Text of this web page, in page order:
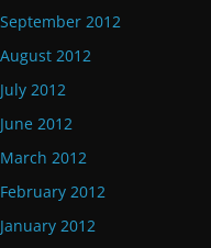
September 2012
August 2012
July 2012
June 2012
March 2012
February 2012
January 2012